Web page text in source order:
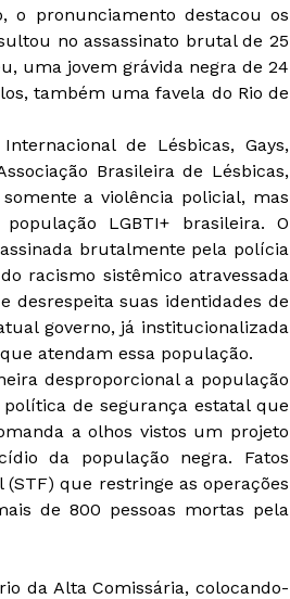
o pronunciamento destacou os
no assassinato brutal de 25
uma jovem grávida negra de 24
também uma favela do Rio de
de Lésbicas, Gays,
Brasileira de Lésbicas,
a violência policial, mas
LGBTI+ brasileira. O
brutalmente pela polícia
racismo sistêmico atravessada
desrespeita suas identidades de
governo, já institucionalizada
atendam essa população.
desproporcional a população
de segurança estatal que
a olhos vistos um projeto
da população negra. Fatos
que restringe as operações
de 800 pessoas mortas pela
da Alta Comissária, colocando-